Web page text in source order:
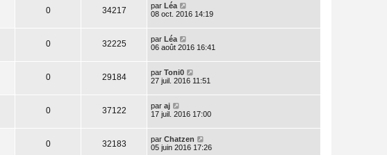
0 34217 par Léa
08 oct. 2016 14:19
0 32225 par Léa
06 août 2016 16:41
0 29184 par Toni0
27 juil. 2016 11:51
0 37122 par aj
17 juil. 2016 17:00
0 32183 par Chatzen
05 juin 2016 17:26